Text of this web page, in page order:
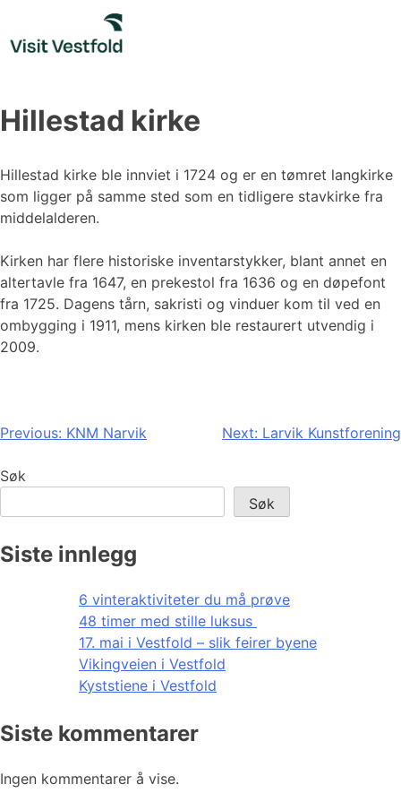
content
Hillestad kirke
Hillestad kirke ble innviet i 1724 og er en tømret langkirke
som ligger på samme sted som en tidligere stavkirke fra
middelalderen.
Kirken har flere historiske inventarstykker, blant annet en
altertavle fra 1647, en prekestol fra 1636 og en døpefont
fra 1725. Dagens tårn, sakristi og vinduer kom til ved en
ombygging i 1911, mens kirken ble restaurert utvendig i
2009.
Innleggsnavigasjon
Previous: KNM Narvik Next: Larvik Kunstforening
Søk
Søk
Siste innlegg
6 vinteraktiviteter du må prøve
48 timer med stille luksus
17. mai i Vestfold – slik feirer byene
Vikingveien i Vestfold
Kyststiene i Vestfold
Siste kommentarer
Ingen kommentarer å vise.